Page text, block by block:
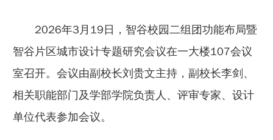
2026年3月19日，智谷校园二组团功能布局暨
智谷片区城市设计专题研究会议在一大楼107会议
室召开。会议由副校长刘贵文主持，副校长李剑、
相关职能部门及学部学院负责人、评审专家、设计
单位代表参加会议。